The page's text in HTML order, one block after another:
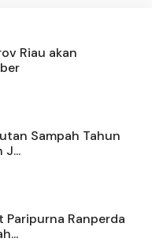
Riau akan
Sampah Tahun
J...
Paripurna Ranperda